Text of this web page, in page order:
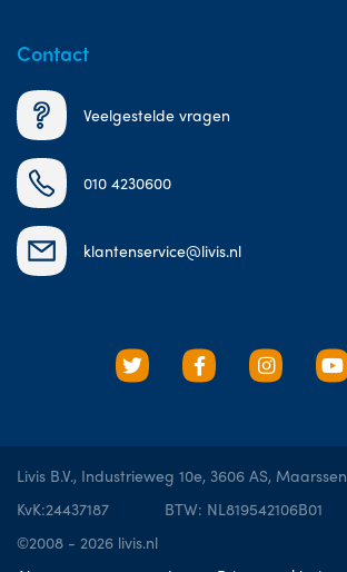
Contact
Veelgestelde vragen
010 4230600
klantenservice@livis.nl
Livis B.V., Industrieweg 10e, 3606 AS, Maarssen
KvK:24437187
BTW: NL819542106B01
©2008 - 2026 livis.nl